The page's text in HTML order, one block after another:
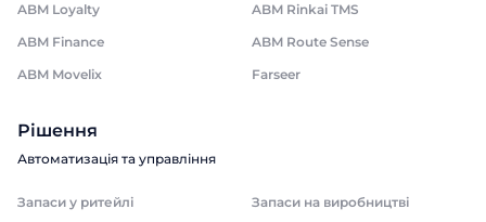
ABM Loyalty
ABM Rinkai TMS
ABM Finance
ABM Route Sense
ABM Movelix
Farseer
Рішення
Автоматизація та управління
Запаси у ритейлі
Запаси на виробництві